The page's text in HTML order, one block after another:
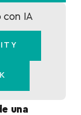
con IA
una